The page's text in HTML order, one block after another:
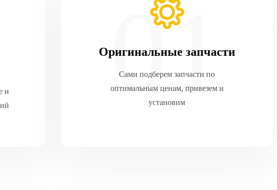
и
Оригинальные запчасти
Сами подберем запчасти по
оптимальным ценам, привезем и
установим